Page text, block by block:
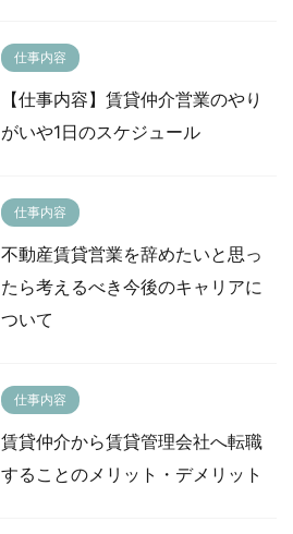
仕事内容
【仕事内容】賃貸仲介営業のやり
がいや1日のスケジュール
仕事内容
不動産賃貸営業を辞めたいと思っ
たら考えるべき今後のキャリアに
ついて
仕事内容
賃貸仲介から賃貸管理会社へ転職
することのメリット・デメリット